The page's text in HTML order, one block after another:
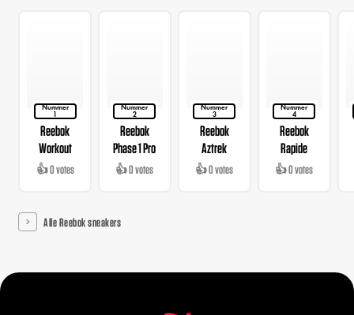
Nummer
1
Reebok
Workout
👍 0 votes
Nummer
2
Reebok
Phase 1 Pro
👍 0 votes
Nummer
3
Reebok
Aztrek
👍 0 votes
Nummer
4
Reebok
Rapide
👍 0 votes
Alle Reebok sneakers